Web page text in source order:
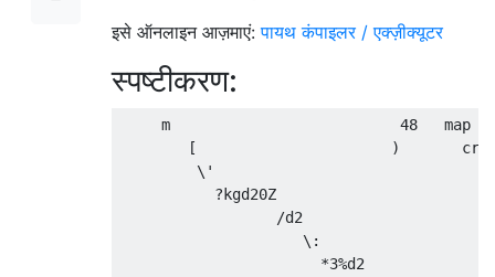
इसे ऑनलाइन आज़माएं:पायथ कंपाइलर / एक्ज़ीक्यूटर
स्पष्टीकरण:
m                          48   map
[                      )
\'
?kgd20Z
/d2                    d
\:
*3%d2             3